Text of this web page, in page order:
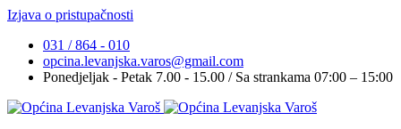
Izjava o pristupačnosti
031 / 864 - 010
opcina.levanjska.varos@gmail.com
Ponedjeljak - Petak 7.00 - 15.00 / Sa strankama 07:00 – 15:00